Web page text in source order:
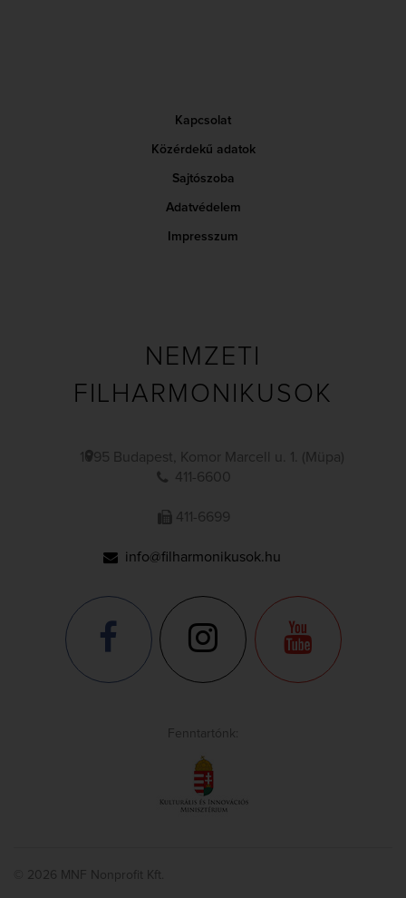
Kapcsolat
Közérdekű adatok
Sajtószoba
Adatvédelem
Impresszum
NEMZETI
FILHARMONIKUSOK
1095 Budapest, Komor Marcell u. 1. (Müpa)
411-6600
411-6699
info@filharmonikusok.hu
Fenntartónk:
© 2026 MNF Nonprofit Kft.